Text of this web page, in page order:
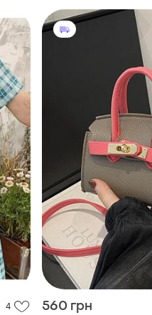
4 560 грн